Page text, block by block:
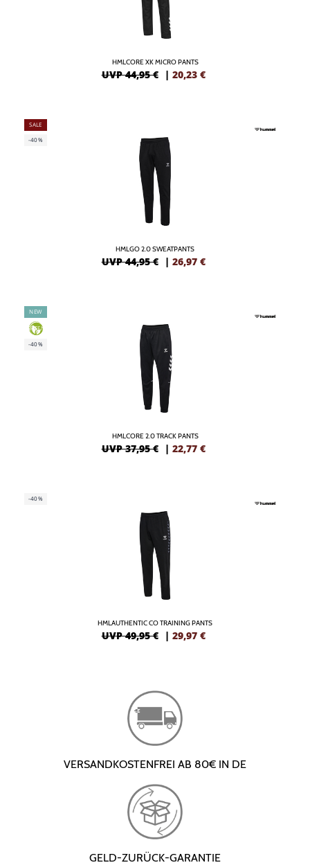
HMLCORE XK MICRO PANTS
UVP 44,95 € | 20,23 €
SALE
-40%
HMLGO 2.0 SWEATPANTS
UVP 44,95 € | 26,97 €
NEW
GREEN
-40%
HMLCORE 2.0 TRACK PANTS
UVP 37,95 € | 22,77 €
-40%
HMLAUTHENTIC CO TRAINING PANTS
UVP 49,95 € | 29,97 €
VERSANDKOSTENFREI AB 80€ IN DE
GELD-ZURÜCK-GARANTIE